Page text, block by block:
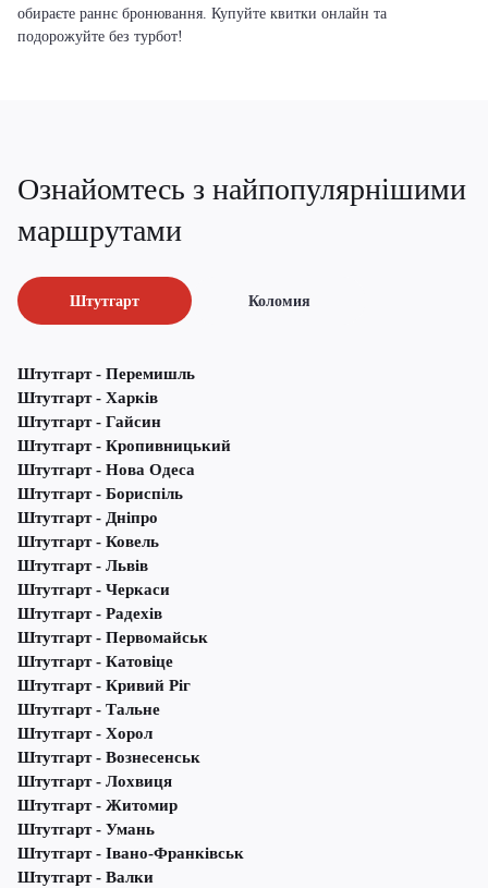
обираєте раннє бронювання. Купуйте квитки онлайн та
подорожуйте без турбот!
Ознайомтесь з найпопулярнішими
маршрутами
Штутгарт Коломия
Штутгарт - Перемишль
Штутгарт - Харків
Штутгарт - Гайсин
Штутгарт - Кропивницький
Штутгарт - Нова Одеса
Штутгарт - Бориспіль
Штутгарт - Дніпро
Штутгарт - Ковель
Штутгарт - Львів
Штутгарт - Черкаси
Штутгарт - Радехів
Штутгарт - Первомайськ
Штутгарт - Катовіце
Штутгарт - Кривий Ріг
Штутгарт - Тальне
Штутгарт - Хорол
Штутгарт - Вознесенськ
Штутгарт - Лохвиця
Штутгарт - Житомир
Штутгарт - Умань
Штутгарт - Івано-Франківськ
Штутгарт - Валки